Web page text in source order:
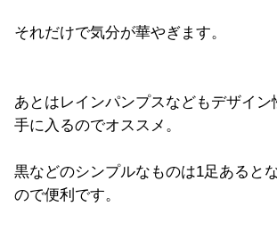
それだけで気分が華やぎます。
あとはレインパンプスなどもデザイ
手に入るのでオススメ。
黒などのシンプルなものは1足あると
ので便利です。